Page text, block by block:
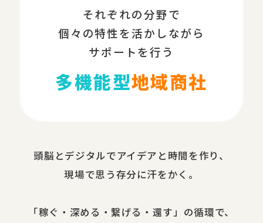
それぞれの分野で
個々の特性を活かしながら
サポートを行う
多機能型地域商社
頭脳と​デジタルで​アイデアと​時間を​作り、​
現場で​思う​存分に​汗を​かく。
​「稼ぐ・​深める​・繋げる・還す」の​循環で、​